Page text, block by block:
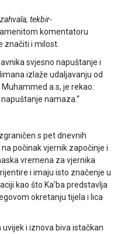
tekbir-
komentatoru
značiti i milost.
svjesno napuštanje i
izlaže udaljavanju od
a.s, je rekao:
namaza.“
s pet dnevnih
počinak vjernik započinje i
vremena za vjernika
i imaju isto značenje u
kao što Ka’ba predstavlja
okretanju tijela i lica
i iznova biva istačkan